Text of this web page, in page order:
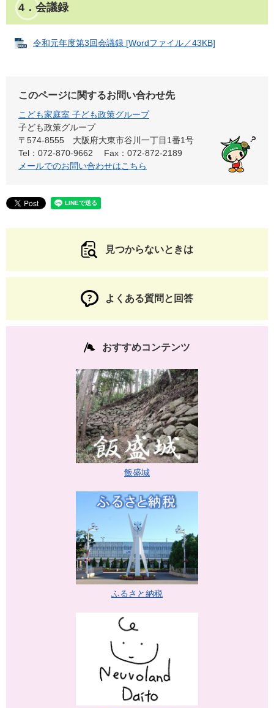
4．会議録
令和元年度第3回会議録 [Wordファイル／43KB]
このページに関するお問い合わせ先
こども家庭室 子ども政策グループ
子ども政策グループ
〒574-8555
大阪府大東市谷川一丁目1番1号
Tel：072-870-9662
Fax：072-872-2189
メールでのお問い合わせはこちら
見つからないときは
よくある質問と回答
おすすめコンテンツ
飯盛城
ふるさと納税